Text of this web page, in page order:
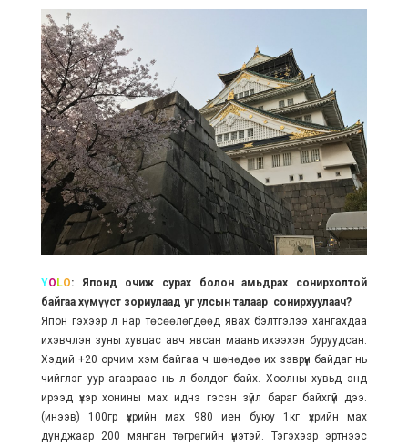
YO LO: Японд очиж сурах болон амьдрах сонирхолтой
байгаа хүмүүст зориулаад уг улсын талаар сонирхуулаач?
Япон гэхээр л нар төсөөлөгдөөд явах бэлтгэлээ хангахдаа
ихэвчлэн зуны хувцас авч явсан маань ихээхэн буруудсан.
Хэдий +20 орчим хэм байгаа ч шөнөдөө их зэврүүн байдаг нь
чийглэг уур агаараас нь л болдог байх. Хоолны хувьд энд
ирээд үхэр хонины мах иднэ гэсэн зүйл бараг байхгүй дээ.
(инээв) 100гр үхрийн мах 980 иен буюу 1кг үхрийн мах
дунджаар 200 мянган төгрөгийн үнэтэй. Тэгэхээр эртнээс